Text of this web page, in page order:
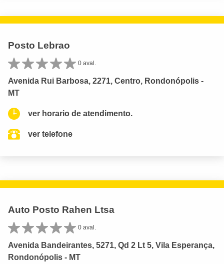
Posto Lebrao
0 aval.
Avenida Rui Barbosa, 2271, Centro, Rondonópolis -
MT
ver horario de atendimento.
ver telefone
Auto Posto Rahen Ltsa
0 aval.
Avenida Bandeirantes, 5271, Qd 2 Lt 5, Vila Esperança,
Rondonópolis - MT